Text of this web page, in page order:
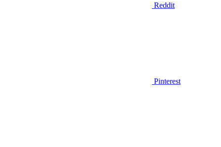
Reddit
Pinterest